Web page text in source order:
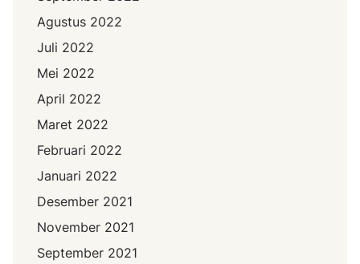
Agustus 2022
Juli 2022
Mei 2022
April 2022
Maret 2022
Februari 2022
Januari 2022
Desember 2021
November 2021
September 2021